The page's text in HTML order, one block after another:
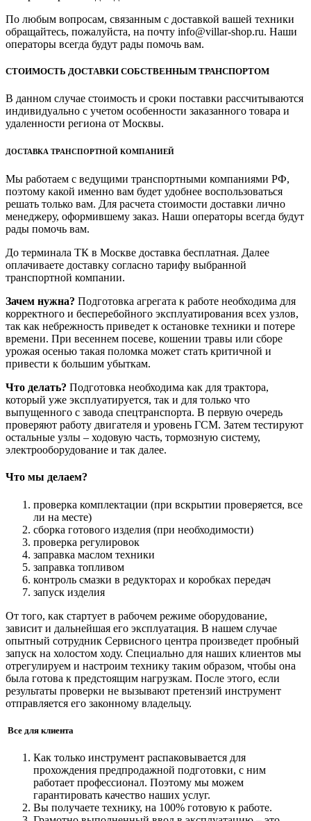
По любым вопросам, связанным с доставкой вашей техники
обращайтесь, пожалуйста, на почту info@villar-shop.ru. Наши
операторы всегда будут рады помочь вам.
СТОИМОСТЬ ДОСТАВКИ СОБСТВЕННЫМ ТРАНСПОРТОМ
В данном случае стоимость и сроки поставки рассчитываются
индивидуально с учетом особенности заказанного товара и
удаленности региона от Москвы.
ДОСТАВКА ТРАНСПОРТНОЙ КОМПАНИЕЙ
Мы работаем с ведущими транспортными компаниями РФ,
поэтому какой именно вам будет удобнее воспользоваться
решать только вам. Для расчета стоимости доставки лично
менеджеру, оформившему заказ. Наши операторы всегда будут
рады помочь вам.
До терминала ТК в Москве доставка бесплатная. Далее
оплачиваете доставку согласно тарифу выбранной
транспортной компании.
Зачем нужна? Подготовка агрегата к работе необходима для
корректного и бесперебойного эксплуатирования всех узлов,
так как небрежность приведет к остановке техники и потере
времени. При весеннем посеве, кошении травы или сборе
урожая осенью такая поломка может стать критичной и
привести к большим убыткам.
Что делать? Подготовка необходима как для трактора,
который уже эксплуатируется, так и для только что
выпущенного с завода спецтранспорта. В первую очередь
проверяют работу двигателя и уровень ГСМ. Затем тестируют
остальные узлы – ходовую часть, тормозную систему,
электрооборудование и так далее.
Что мы делаем?
проверка комплектации (при вскрытии проверяется, все
ли на месте)
сборка готового изделия (при необходимости)
проверка регулировок
заправка маслом техники
заправка топливом
контроль смазки в редукторах и коробках передач
запуск изделия
От того, как стартует в рабочем режиме оборудование,
зависит и дальнейшая его эксплуатация. В нашем случае
опытный сотрудник Сервисного центра произведет пробный
запуск на холостом ходу. Специально для наших клиентов мы
отрегулируем и настроим технику таким образом, чтобы она
была готова к предстоящим нагрузкам. После этого, если
результаты проверки не вызывают претензий инструмент
отправляется его законному владельцу.
Все для клиента
Как только инструмент распаковывается для
прохождения предпродажной подготовки, с ним
работает профессионал. Поэтому мы можем
гарантировать качество наших услуг.
Вы получаете технику, на 100% готовую к работе.